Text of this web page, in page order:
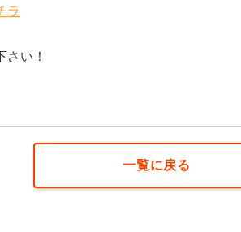
ラ
さい！
一覧に戻る